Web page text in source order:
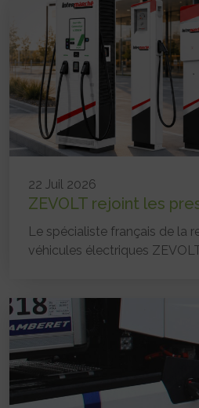
22 Juil 2026
ZEVOLT rejoint les
Le spécialiste français de la
véhicules électriques